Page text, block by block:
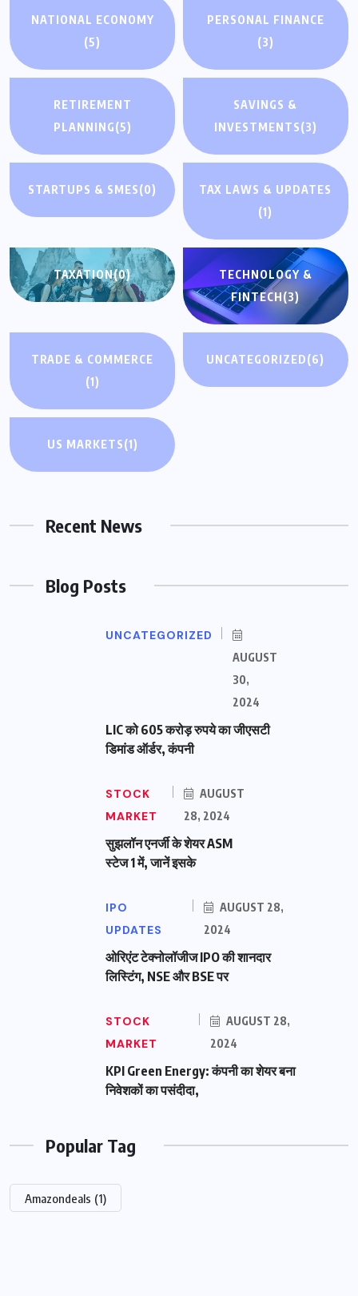
NATIONAL ECONOMY
(5)
PERSONAL FINANCE
(3)
RETIREMENT
PLANNING(5)
SAVINGS &
INVESTMENTS(3)
STARTUPS & SMES(0)
TAX LAWS & UPDATES
(1)
TAXATION(0)
TECHNOLOGY &
FINTECH(3)
TRADE & COMMERCE
(1)
UNCATEGORIZED(6)
US MARKETS(1)
Recent News
Blog Posts
UNCATEGORIZED
AUGUST
30,
2024
LIC को 605 करोड़ रुपये का जीएसटी
डिमांड ऑर्डर, कंपनी
STOCK
MARKET
AUGUST
28, 2024
सुझलॉन एनर्जी के शेयर ASM
स्टेज 1 में, जानें इसके
IPO
UPDATES
AUGUST 28,
2024
ओरिएंट टेक्नोलॉजीज IPO की शानदार
लिस्टिंग, NSE और BSE पर
STOCK
MARKET
AUGUST 28,
2024
KPI Green Energy: कंपनी का शेयर बना
निवेशकों का पसंदीदा,
Popular Tag
Amazondeals (1)